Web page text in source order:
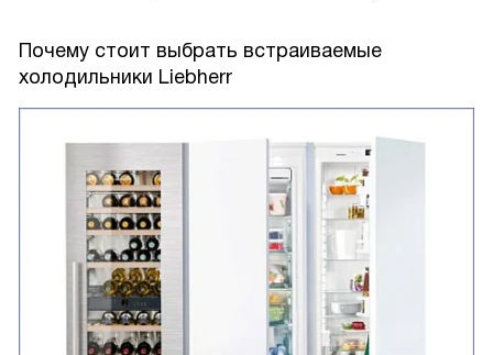
Почему стоит выбрать встраиваемые
холодильники Liebherr